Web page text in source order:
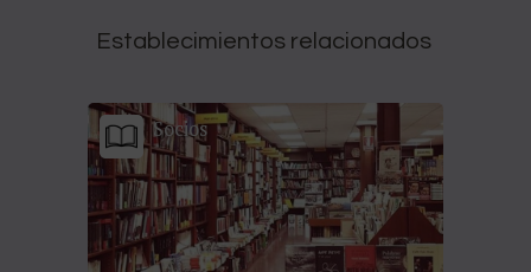
Establecimientos relacionados
Socios